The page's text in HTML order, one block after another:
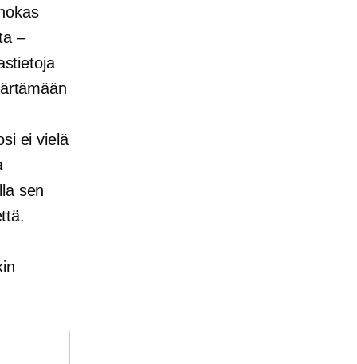
–
ei vielä
sen